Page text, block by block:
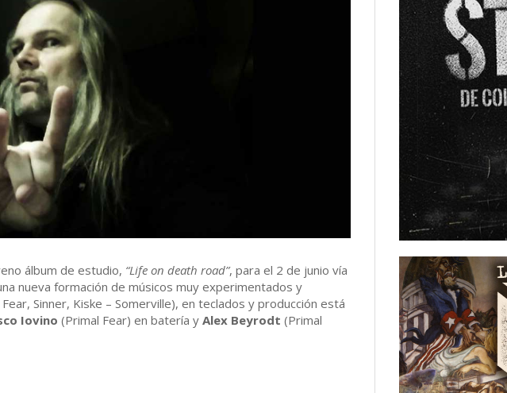
álbum de estudio, “Life on death road”, para el 2 de junio vía
nueva formación de músicos muy experimentados y
Sinner, Kiske – Somerville), en teclados y producción está
Iovino (Primal Fear) en batería y Alex Beyrodt (Primal